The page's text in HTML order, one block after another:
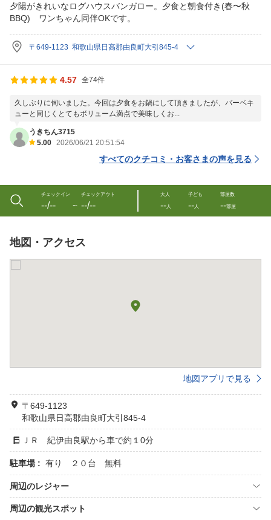
夕陽がきれいなログハウスバンガロー。夕食と朝食付き(春〜秋
BBQ) ワンちゃん同伴OKです。
〒649-1123 和歌山県日高郡由良町大引845-4
4.57 全74件
久しぶりに伺いました。今回は夕食をお鍋にして頂きましたが、バーベキ
ューと同じくとてもボリューム満点で美味しくお...
うきちん3715
5.00 2026/06/21 20:51:54
すべてのクチコミ・お客さまの声を見る
チェックイン
--/-- 〜
チェックアウト
--/--
大人
--人
子ども
--人
部屋数
--部屋
地図・アクセス
地図アプリで見る
〒649-1123
和歌山県日高郡由良町大引845-4
ＪＲ 紀伊由良駅から車で約１0分
駐車場 : 有り ２０台 無料
周辺のレジャー
周辺の観光スポット